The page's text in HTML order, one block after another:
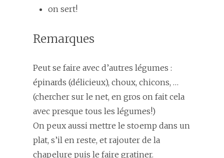
on sert!
Remarques
Peut se faire avec d’autres légumes :
épinards (délicieux), choux, chicons, …
(chercher sur le net, en gros on fait cela
avec presque tous les légumes!)
On peux aussi mettre le stoemp dans un
plat, s’il en reste, et rajouter de la
chapelure puis le faire gratiner.